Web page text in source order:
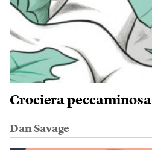
Crociera peccaminosa
Dan Savage